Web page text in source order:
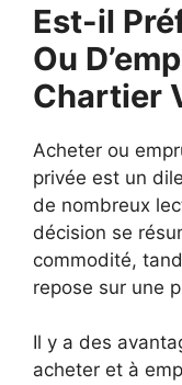
Est-il
Ou
Chartier
Acheter ou
privée est un
de nombreux
décision se
commodité,
repose sur une
Il y a des
acheter et à